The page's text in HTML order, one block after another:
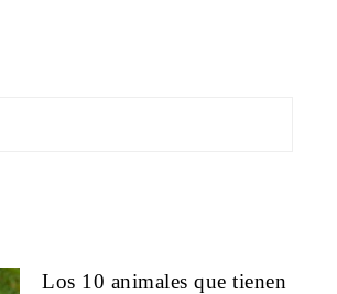
Los 10 animales que tienen